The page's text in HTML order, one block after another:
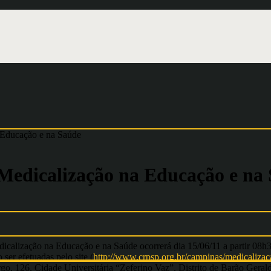
e na Saúde
na Educação e na
na Educação e na Saúde ocorrerá dia 15/06/11 a partir
efetuadas pelo site (http://www.crpsp.org.br/campinas/
126, Cidade Universitária “Zeferino Vaz”, Distrito de Barão